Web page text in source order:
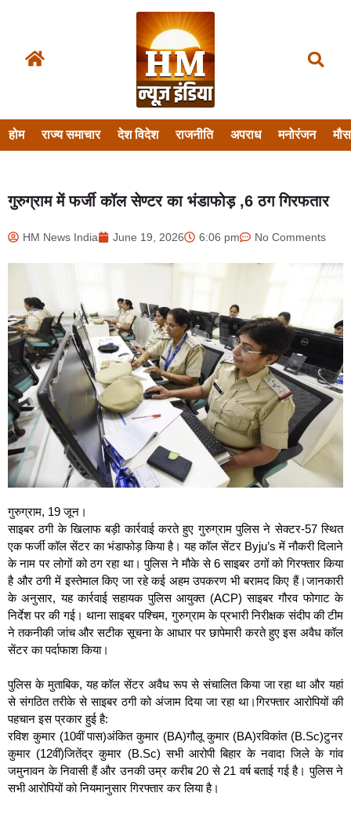
होम राज्य समाचार देश विदेश राजनीति अपराध मनोरंजन
गुरुग्राम में फर्जी कॉल सेण्टर का भंडाफोड़ ,6 ठग गिरफतार
HM News India June 19, 2026 6:06 pm No Comments
गुरुग्राम, 19 जून।
साइबर ठगी के खिलाफ बड़ी कार्रवाई करते हुए गुरुग्राम पुलिस ने सेक्टर-57 स्थित
एक फर्जी कॉल सेंटर का भंडाफोड़ किया है। यह कॉल सेंटर Byju’s में नौकरी दिलाने
के नाम पर लोगों को ठग रहा था। पुलिस ने मौके से 6 साइबर ठगों को गिरफ्तार किया
है और ठगी में इस्तेमाल किए जा रहे कई अहम उपकरण भी बरामद किए हैं।जानकारी
के अनुसार, यह कार्रवाई सहायक पुलिस आयुक्त (ACP) साइबर गौरव फोगाट के
निर्देश पर की गई। थाना साइबर पश्चिम, गुरुग्राम के प्रभारी निरीक्षक संदीप की टीम
ने तकनीकी जांच और सटीक सूचना के आधार पर छापेमारी करते हुए इस अवैध कॉल
सेंटर का पर्दाफाश किया।
पुलिस के मुताबिक, यह कॉल सेंटर अवैध रूप से संचालित किया जा रहा था और यहां
से संगठित तरीके से साइबर ठगी को अंजाम दिया जा रहा था।गिरफ्तार आरोपियों की
पहचान इस प्रकार हुई है:
रविश कुमार (10वीं पास)अंकित कुमार (BA)गौलू कुमार (BA)रविकांत (B.Sc)टुनर
कुमार (12वीं)जितेंद्र कुमार (B.Sc) सभी आरोपी बिहार के नवादा जिले के गांव
जमुनावन के निवासी हैं और उनकी उम्र करीब 20 से 21 वर्ष बताई गई है। पुलिस ने
सभी आरोपियों को नियमानुसार गिरफ्तार कर लिया है।